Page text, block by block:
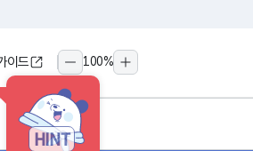
HINT
이드
축소
100%
확대